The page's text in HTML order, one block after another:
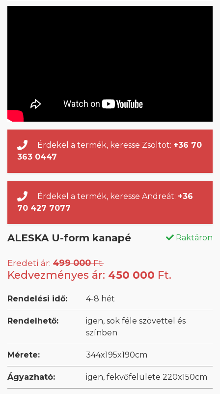
Érdekel a termék, keresse Zsoltot: +36 70
363 0447
Érdekel a termék, keresse Andreát: +36
70 427 7077
ALESKA U-form kanapé Raktáron
Eredeti ár: 499 000Ft.
Kedvezményes ár: 450 000 Ft.
Rendelési idő: 4-8 hét
Rendelhető:
igen, sok féle szövettel és
színben
Mérete: 344x195x190cm
Ágyazható: igen, fekvőfelülete 220x150cm